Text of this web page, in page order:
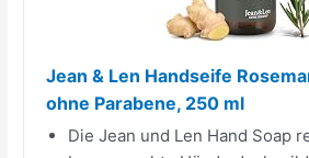
Jean & Len Handseife
ohne Parabene, 250 ml
Die Jean und Len Hand Soap